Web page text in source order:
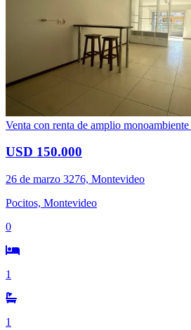
Venta con renta de amplio
USD 150.000
26 de marzo 3276, Montevideo
Pocitos, Montevideo
0
1
1